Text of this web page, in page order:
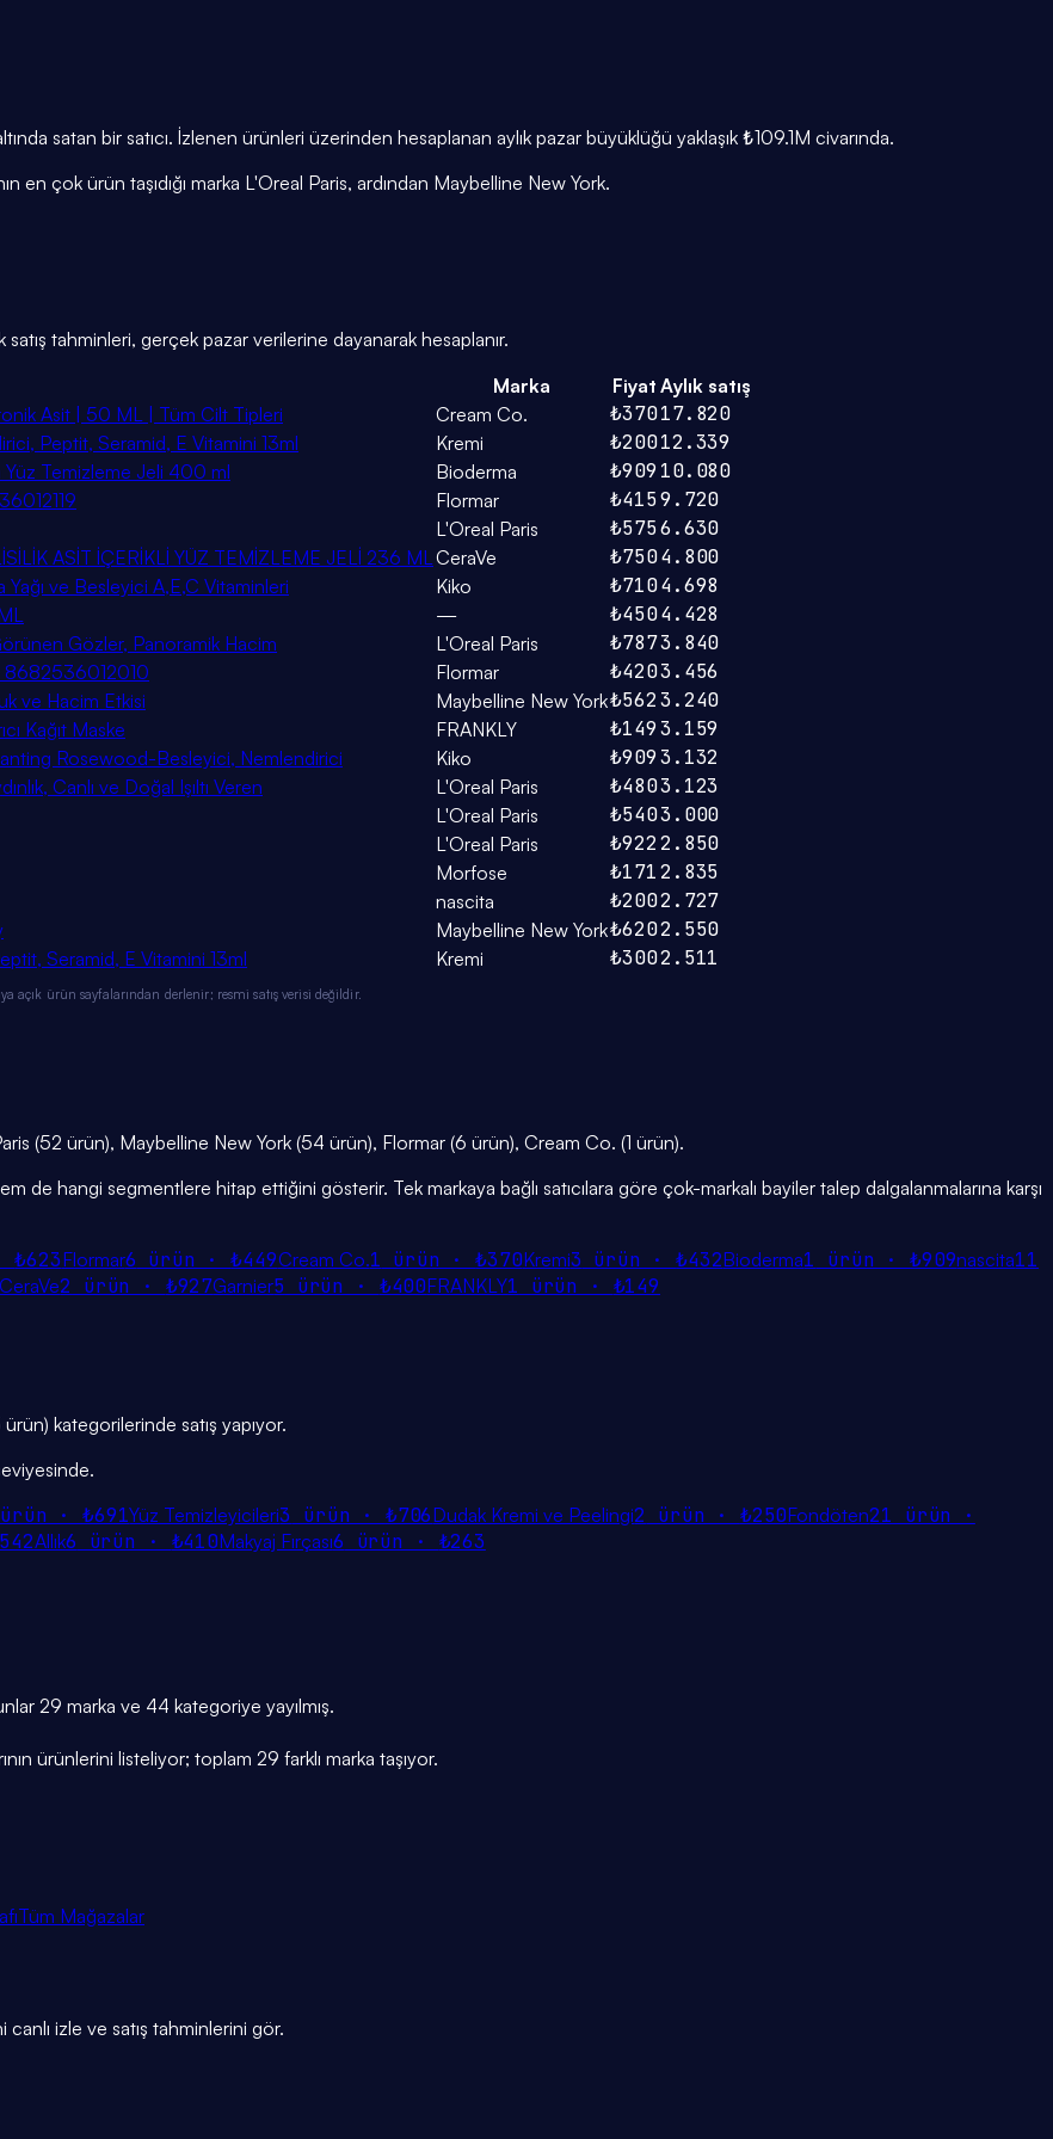
satan bir satıcı. İzlenen ürünleri üzerinden hesaplanan aylık pazar büyüklüğü yaklaşık ₺109.1M civarında.
en çok ürün taşıdığı marka L'Oreal Paris, ardından Maybelline New York.
tahminleri, gerçek pazar verilerine dayanarak hesaplanır.
Marka Fiyat Aylık satış
Asit | 50 ML | Tüm Cilt Tipleri Cream Co. ₺37017.820
Peptit, Seramid, E Vitamini 13ml Kremi ₺20012.339
Yüz Temizleme Jeli 400 ml Bioderma ₺909 10.080
Flormar ₺4159.720
L'Oreal Paris ₺5756.630
ASİT İÇERİKLİ YÜZ TEMİZLEME JELİ 236 MLCeraVe ₺7504.800
ve Besleyici A,E,C Vitaminleri Kiko ₺7104.698
— ₺4504.428
Gözler, Panoramik Hacim L'Oreal Paris ₺7873.840
8682536012010 Flormar ₺4203.456
ve Hacim Etkisi Maybelline New York₺5623.240
Kağıt Maske FRANKLY ₺1493.159
Rosewood-Besleyici, Nemlendirici Kiko ₺9093.132
Canlı ve Doğal Işıltı Veren L'Oreal Paris ₺4803.123
L'Oreal Paris ₺5403.000
L'Oreal Paris ₺9222.850
Morfose ₺1712.835
nascita ₺2002.727
Maybelline New York₺6202.550
Seramid, E Vitamini 13ml Kremi ₺3002.511
açık ürün sayfalarından derlenir; resmi satış verisi değildir.
(52 ürün), Maybelline New York (54 ürün), Flormar (6 ürün), Cream Co. (1 ürün).
de hangi segmentlere hitap ettiğini gösterir. Tek markaya bağlı satıcılara göre çok-markalı bayiler talep dalgalanmalarına karşı
₺623Flormar6 ürün ·₺449Cream Co.1 ürün ·₺370Kremi3 ürün ·₺432Bioderma1 ürün ·₺909nascita11
CeraVe2 ürün · ₺927Garnier5 ürün · ₺400FRANKLY1 ürün · ₺149
kategorilerinde satış yapıyor.
ürün ·₺691Yüz Temizleyicileri3 ürün · ₺706Dudak Kremi ve Peelingi2 ürün · ₺250Fondöten21 ürün ·
Allık6 ürün · ₺410Makyaj Fırçası6 ürün · ₺263
29 marka ve 44 kategoriye yayılmış.
ürünlerini listeliyor; toplam 29 farklı marka taşıyor.
Tüm Mağazalar
izle ve satış tahminlerini gör.